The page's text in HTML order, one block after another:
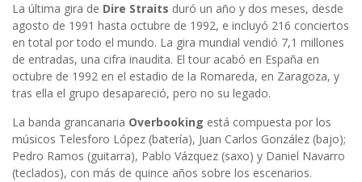
La última gira de Dire Straits duró un año y dos meses, desde
agosto de 1991 hasta octubre de 1992, e incluyó 216 conciertos
en total por todo el mundo. La gira mundial vendió 7,1 millones
de entradas, una cifra inaudita. El tour acabó en España en
octubre de 1992 en el estadio de la Romareda, en Zaragoza, y
tras ella el grupo desapareció, pero no su legado.
La banda grancanaria Overbooking está compuesta por los
músicos Telesforo López (batería), Juan Carlos González (bajo);
Pedro Ramos (guitarra), Pablo Vázquez (saxo) y Daniel Navarro
(teclados), con más de quince años sobre los escenarios.